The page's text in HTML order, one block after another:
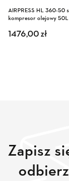
AIRPRESS HL 360-50
kompresor olejowy
1476,00zł
Zapisz